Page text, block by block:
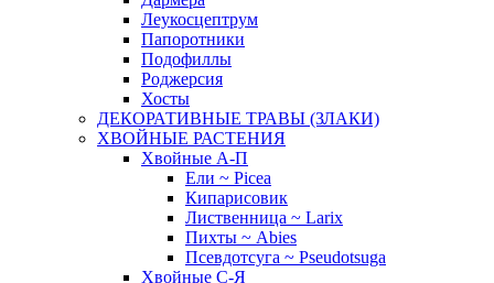
Леукосцептрум
Папоротники
Подофиллы
Роджерсия
Хосты
ДЕКОРАТИВНЫЕ ТРАВЫ (ЗЛАКИ)
ХВОЙНЫЕ РАСТЕНИЯ
Хвойные А-П
Ели ~ Picea
Кипарисовик
Лиственница ~ Larix
Пихты ~ Abies
Псевдотсуга ~ Pseudotsuga
Хвойные С-Я